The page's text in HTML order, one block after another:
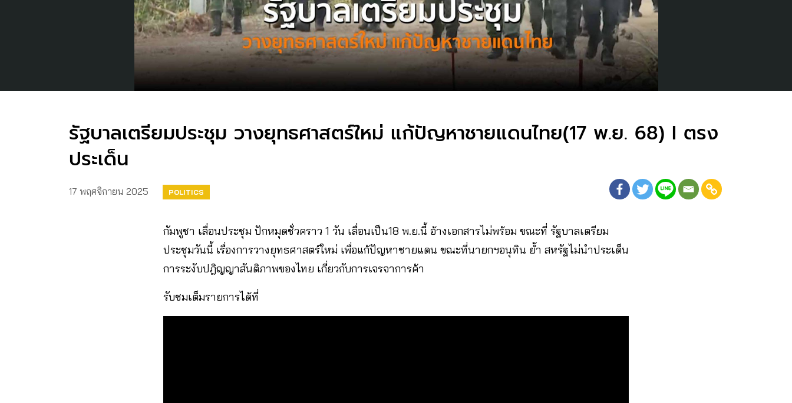
รัฐบาลเตรียมประชุม วางยุทธศาสตร์ใหม่ แก้ปัญหาชายแดนไทย(17 พ.ย. 68) I ตรง
ประเด็น
17 พฤศจิกายน 2025 POLITICS
กัมพูชา เลื่อนประชุม ปักหมุดชั่วคราว 1 วัน เลื่อนเป็น18 พ.ย.นี้ อ้างเอกสารไม่พร้อม ขณะที่ รัฐบาลเตรียม
ประชุมวันนี้ เรื่องการวางยุทธศาสตร์ใหม่ เพื่อแก้ปัญหาชายแดน ขณะที่นายกฯอนุทิน ย้ำ สหรัฐไม่นำประเด็น
การระงับปฎิญญาสันติภาพของไทย เกี่ยวกับการเจรจาการค้า
รับชมเต็มรายการได้ที่